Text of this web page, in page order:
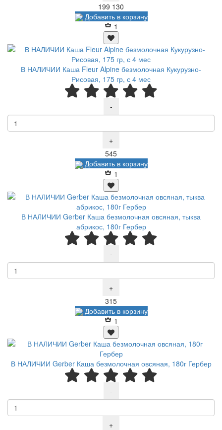
199 Р130
Добавить в корзину
1
В НАЛИЧИИ Каша Fleur Alpine безмолочная Кукурузно-
Рисовая, 175 гр, с 4 мес
-
+
545Р
Добавить в корзину
1
В НАЛИЧИИ Gerber Каша безмолочная овсяная, тыква
абрикос, 180г Гербер
-
+
315Р
Добавить в корзину
1
В НАЛИЧИИ Gerber Каша безмолочная овсяная, 180г Гербер
-
+